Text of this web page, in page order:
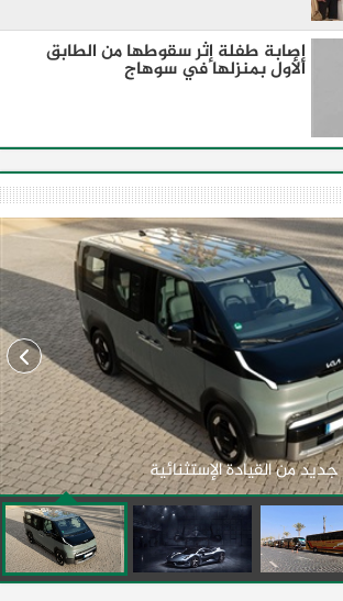
إصابة طفلة إثر سقوطها من الطابق
الأول بمنزلها في سوهاج